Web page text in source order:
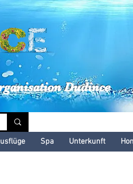
kultúrne
Dudince
Spa Unterkunft